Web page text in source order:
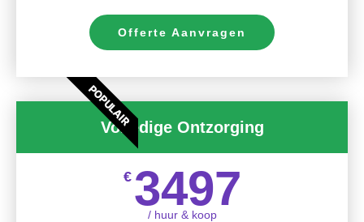
Offerte Aanvragen
POPULAIR
Volledige Ontzorging
€ 3497
/ huur & koop